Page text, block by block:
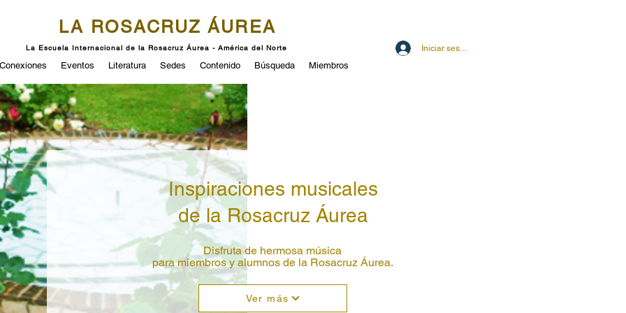
LA ROSACRUZ ÁUREA
La Escuela Internacional de la Rosacruz Áurea - América del Norte Iniciar sesión
Conexiones Eventos Literatura Sedes Contenido Búsqueda Miembros
Inspiraciones musicales
de la Rosacruz Áurea
Disfruta de hermosa música
para miembros y alumnos de la Rosacruz Áurea.
Ver más